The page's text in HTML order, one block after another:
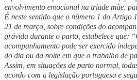
envolvimento emocional na tríade mãe,
É neste sentido que o número 1 do Artigo
21 de março, sobre condições do
grávida durante o parto, estabelece que:
acompanhamento pode ser exercido
do dia ou da noite em que o trabalho de
Assim, em situações de parto normal,
acordo com a legislação portuguesa e